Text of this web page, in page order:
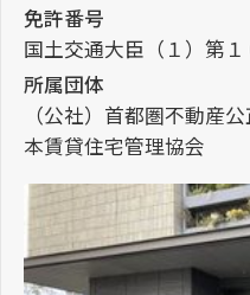
免許番号
国土交通大臣（１）第
所属団体
（公社）首都圏不動産
本賃貸住宅管理協会